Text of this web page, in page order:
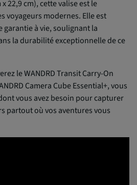
22,9 cm), cette valise est le
voyageurs modernes. Elle est
à vie, soulignant la
la durabilité exceptionnelle de ce
le WANDRD Transit Carry-On
Camera Cube Essential+, vous
vous avez besoin pour capturer
partout où vos aventures vous